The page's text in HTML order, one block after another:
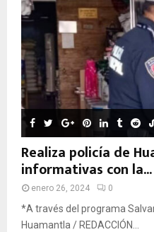
Realiza policía de
informativas con la...
enero 26, 2024 0
*A través del programa
Huamantla / REDACCIÓN...